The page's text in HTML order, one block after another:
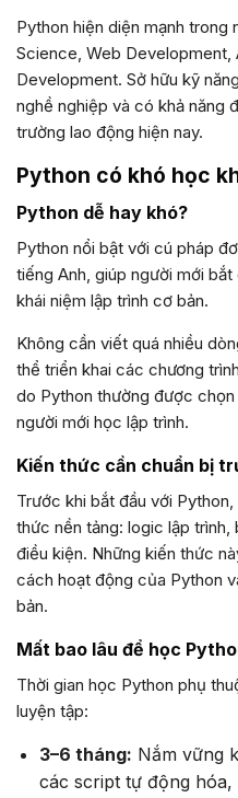
Python hiện diện mạnh trong
Science, Web Development,
Development. Sở hữu kỹ
nghề nghiệp và có khả năng
trường lao động hiện nay.
Python có khó học
Python dễ hay khó?
Python nổi bật với cú pháp
tiếng Anh, giúp người mới
khái niệm lập trình cơ bản.
Không cần viết quá nhiều
thể triển khai các chương
do Python thường được
người mới học lập trình.
Kiến thức cần chuẩn bị
Trước khi bắt đầu với
thức nền tảng: logic lập trình,
điều kiện. Những kiến thức
cách hoạt động của Python
bản.
Mất bao lâu để học
Thời gian học Python phụ
luyện tập:
3–6 tháng: Nắm vững
các script tự động hóa,